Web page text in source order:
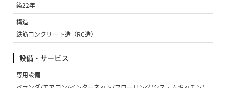
築22年
構造
鉄筋コンクリート造（RC造）
設備・サービス
専用設備